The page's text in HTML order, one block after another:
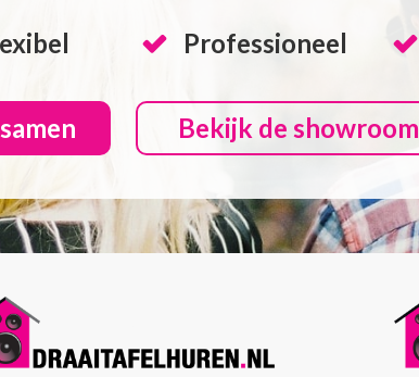
Professioneel
Bekijk de showroom